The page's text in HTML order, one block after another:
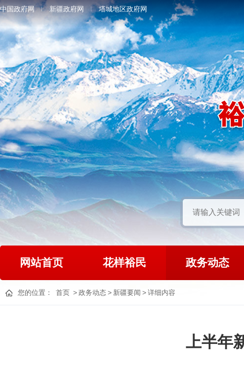
中国政府网 新疆政府网 塔城地区政府网
网站首页 花样裕民 政务动态
您的位置： 首页 >政务动态> 新疆要闻 >详细内容
上半年